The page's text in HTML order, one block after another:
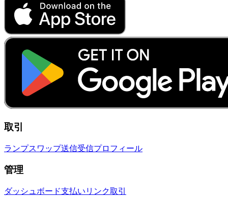
取引
ランプスワップ送信受信プロフィール
管理
ダッシュボード支払いリンク取引